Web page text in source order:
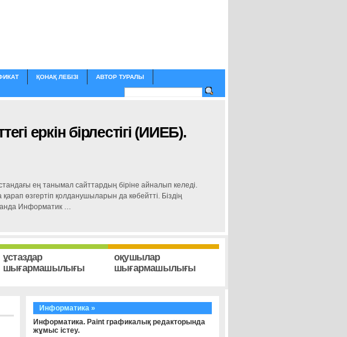
ҚОНАҚ ЛЕБІЗІ АВТОР ТУРАЛЫ
еркін бірлестігі (ИИЕБ).
ең танымал сайттардың біріне айналып келеді.
қарап өзгертіп қолданушыларын да көбейтті. Біздің
Информатик …
ұстаздар
шығармашылығы
оқушылар
шығармашылығы
Информатика »
Информатика. Paint графикалық редакторында
жұмыс істеу.